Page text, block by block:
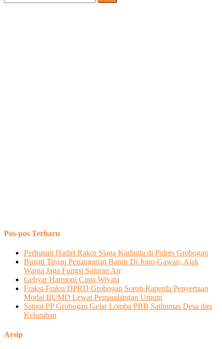
untuk:
Pos-pos Terbaru
Perhutani Hadiri Rakor Siaga Karhutla di Polres Grobogan
Bupati Tinjau Penanganan Banjir Di Jono-Gawan, Ajak
Warga Jaga Fungsi Saluran Air
Gebyar Harmoni Cinta Wiyata
Fraksi-Fraksi DPRD Grobogan Soroti Raperda Penyertaan
Modal BUMD Lewat Pemandangan Umum
Satpol PP Grobogan Gelar Lomba PBB Satlinmas Desa dan
Kelurahan
Arsip